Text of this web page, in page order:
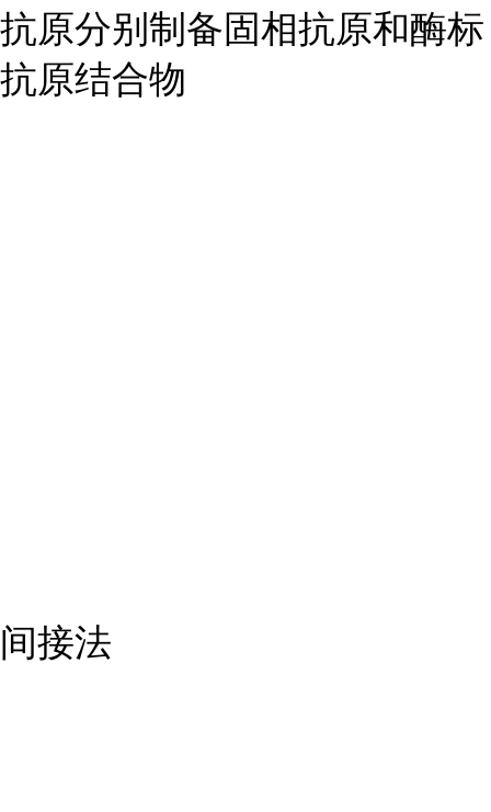
抗原分别制备固相抗原和酶标
抗原结合物
间接法